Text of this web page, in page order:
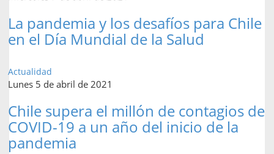
La pandemia y los desafíos para Chile
en el Día Mundial de la Salud
Actualidad
Lunes 5 de abril de 2021
Chile supera el millón de contagios de
COVID-19 a un año del inicio de la
pandemia